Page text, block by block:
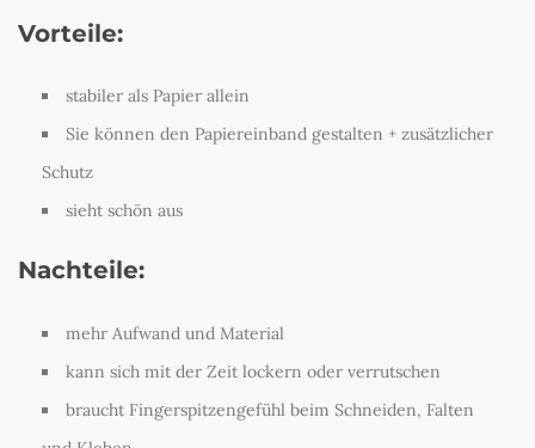
Vorteile:
stabiler als Papier allein
Sie können den Papiereinband gestalten + zusätzlicher
Schutz
sieht schön aus
Nachteile:
mehr Aufwand und Material
kann sich mit der Zeit lockern oder verrutschen
braucht Fingerspitzengefühl beim Schneiden, Falten